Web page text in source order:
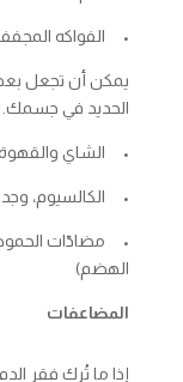
• الفواكه
يمكن أن تجعل
الحديد في
• الشاي
• الكالسيوم،
• مضادّات
الهضم)
المضاعفات
إذا ما تُرك فقر